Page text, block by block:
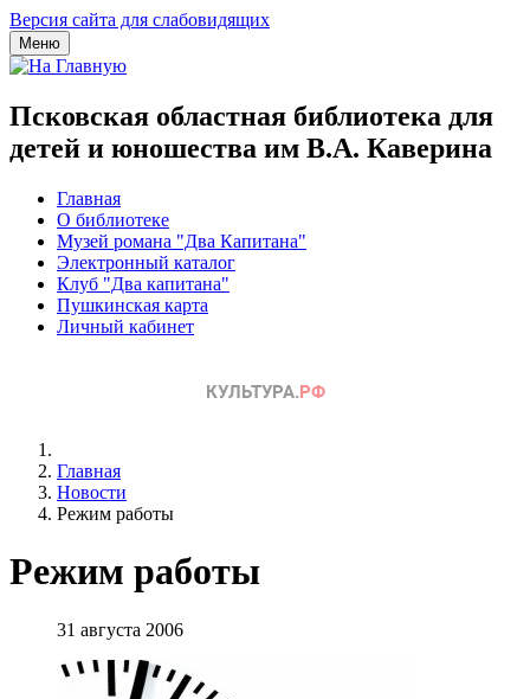
Версия сайта для слабовидящих
Меню
Псковская областная библиотека для
детей и юношества им В.А. Каверина
Главная
О библиотеке
Музей романа "Два Капитана"
Электронный каталог
Клуб "Два капитана"
Пушкинская карта
Личный кабинет
Главная
Новости
Режим работы
Режим работы
31 августа 2006